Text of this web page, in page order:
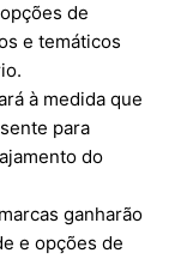
de
e temáticos
à medida que
para
do
ganharão
e opções de